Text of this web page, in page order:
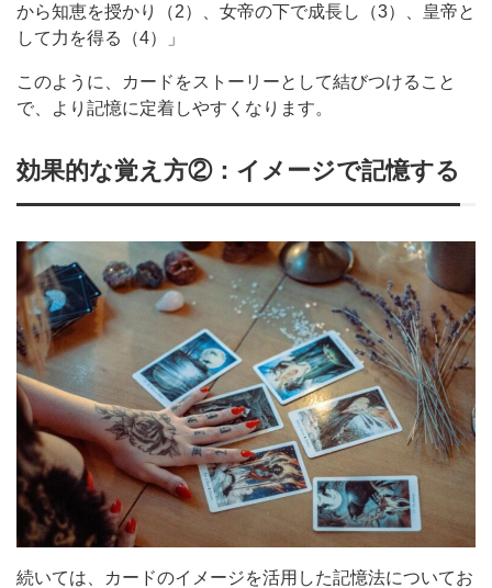
から知恵を授かり（2）、女帝の下で成長し（3）、皇帝と
して力を得る（4）」
このように、カードをストーリーとして結びつけること
で、より記憶に定着しやすくなります。
効果的な覚え方②：イメージで記憶する
続いては、カードのイメージを活用した記憶法についてお